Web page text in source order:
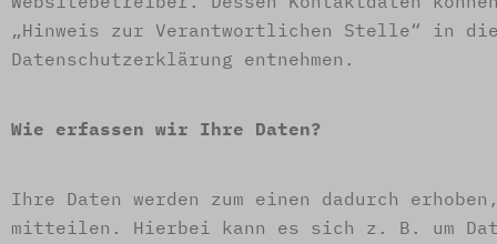
„Hinweis zur Verantwortlichen Stelle“ in
Datenschutzerklärung entnehmen.
Wie erfassen wir Ihre Daten?
Ihre Daten werden zum einen dadurch
mitteilen. Hierbei kann es sich z. B. um